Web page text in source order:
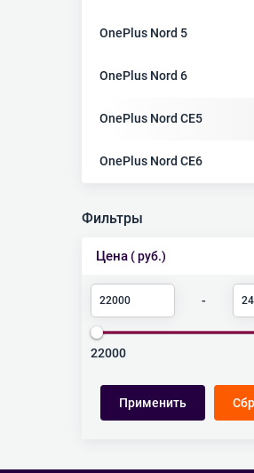
OnePlus Nord 5
OnePlus Nord 6
OnePlus Nord CE5
OnePlus Nord CE6
Фильтры
Цена ( руб.)
-
22000